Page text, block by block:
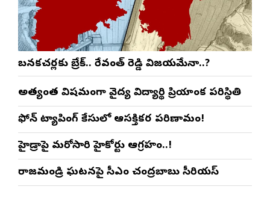
బనకచర్లకు బ్రేక్.. రేవంత్ రెడ్డి విజయమేనా..?
అత్యంత విషమంగా వైద్య విద్యార్థిని ప్రియాంక పరిస్థితి
ఫోన్ ట్యాపింగ్ కేసులో ఆసక్తికర పరిణామం!
హైడ్రాపై మరోసారి హైకోర్టు ఆగ్రహం..!
రాజమండ్రి ఘటనపై సీఎం చంద్రబాబు సీరియస్